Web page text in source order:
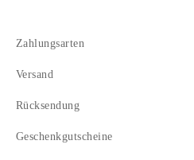
Zahlungsarten
Versand
Rücksendung
Geschenkgutscheine